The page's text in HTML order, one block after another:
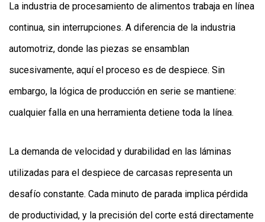
La industria de procesamiento de alimentos trabaja en línea
continua, sin interrupciones. A diferencia de la industria
automotriz, donde las piezas se ensamblan
sucesivamente, aquí el proceso es de despiece. Sin
embargo, la lógica de producción en serie se mantiene:
cualquier falla en una herramienta detiene toda la línea.
La demanda de velocidad y durabilidad en las láminas
utilizadas para el despiece de carcasas representa un
desafío constante. Cada minuto de parada implica pérdida
de productividad, y la precisión del corte está directamente